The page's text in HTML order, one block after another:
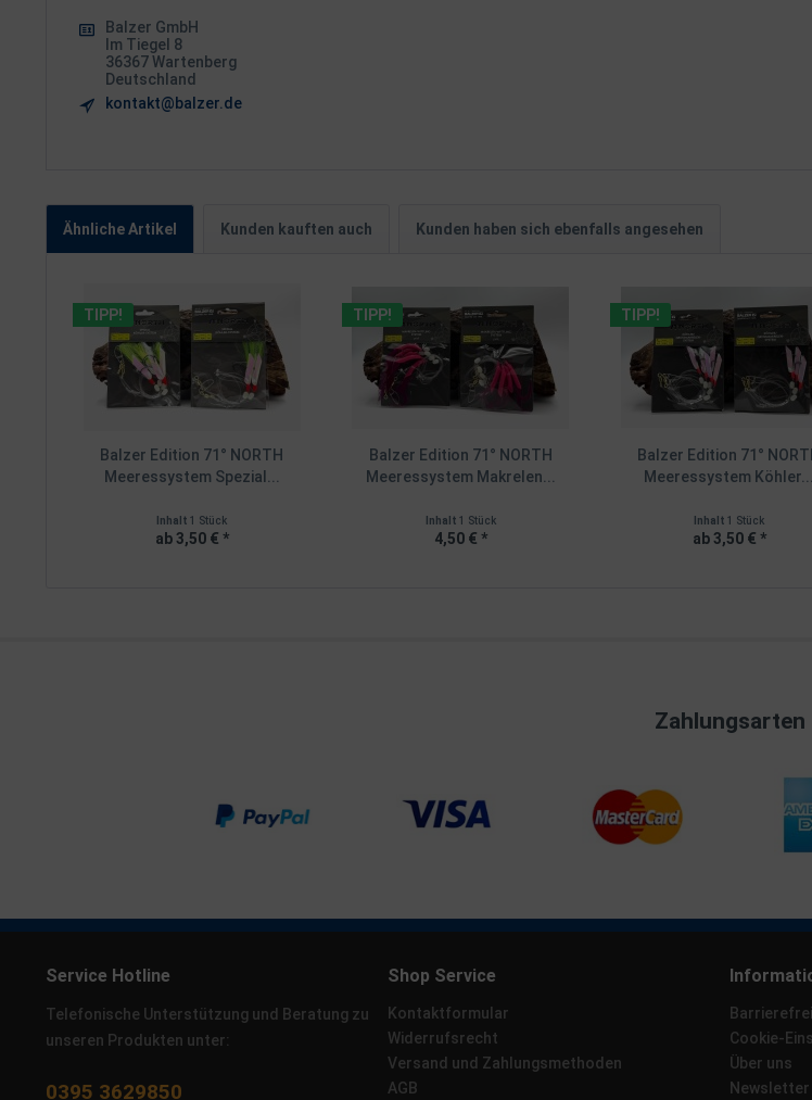
Balzer GmbH
Im Tiegel 8
36367 Wartenberg
Deutschland
kontakt@balzer.de
Ähnliche Artikel Kunden kauften auch Kunden haben sich ebenfalls angesehen
TIPP!
Balzer Edition 71° NORTH
Meeressystem Spezial...
Inhalt1 Stück
ab 3,50 € *
TIPP!
Balzer Edition 71° NORTH
Meeressystem Makrelen...
Inhalt 1 Stück
4,50 € *
TIPP!
Balzer Edition 71°
Meeressystem Köhler...
Inhalt1 Stück
ab 3,50 € *
Zahlungsarten
Service Hotline
Telefonische Unterstützung und Beratung zu
unseren Produkten unter:
0395 3629850
Shop Service
Kontaktformular
Widerrufsrecht
Versand und Zahlungsmethoden
AGB
Cookie-
Über uns
Newsletter